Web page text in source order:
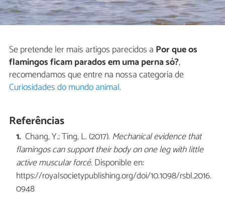
Se pretende ler mais artigos parecidos a Por que os
flamingos ficam parados em uma perna só?,
recomendamos que entre na nossa categoria de
Curiosidades do mundo animal.
Referências
Chang, Y.; Ting, L. (2017). Mechanical evidence that
flamingos can support their body on one leg with little
active muscular forcé. Disponible en:
https://royalsocietypublishing.org/doi/10.1098/rsbl.2016.
0948